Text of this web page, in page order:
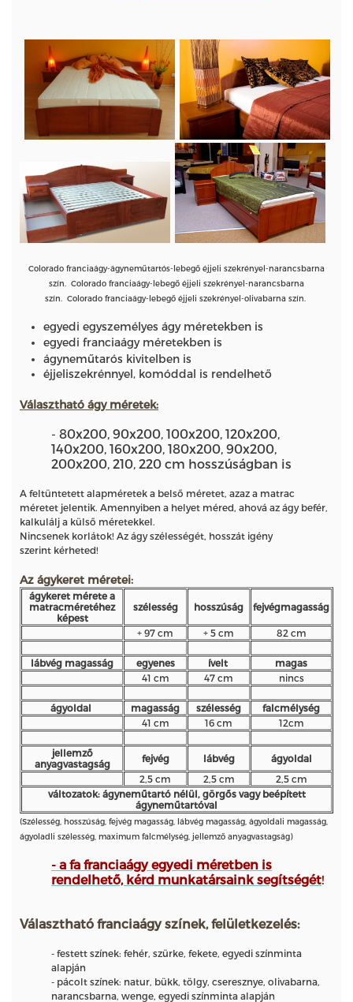
Colorado franciaágy-ágyneműtartós-lebegő éjjeli szekrényel-narancsbarna
szín. Colorado franciaágy-lebegő éjjeli szekrényel-narancsbarna
szín. Colorado franciaágy-lebegő éjjeli szekrényel-olivabarna szín.
egyedi egyszemélyes ágy méretekben is
egyedi franciaágy méretekben is
ágyneműtarós kivitelben is
éjjeliszekrénnyel, komóddal is rendelhető
Választható ágy méretek:
- 80x200, 90x200, 100x200, 120x200,
140x200, 160x200, 180x200, 90x200,
200x200, 210, 220 cm hosszúságban is
A feltüntetett alapméretek a belső méretet, azaz a matrac
méretet jelentik. Amennyiben a helyet méred, ahová az ágy befér,
kalkulálj a külső méretekkel.
Nincsenek korlátok! Az ágy szélességét, hosszát igény
szerint kérheted!
Az ágykeret méretei:
ágykeret mérete a
matracméretéhez
képest
szélesség hosszúság fejvégmagasság
+ 97 cm + 5 cm 82 cm
lábvég magasság egyenes ívelt
magas
41 cm
47 cm nincs
ágyoldal magasság szélesség
falcmélység
41 cm
16 cm 12cm
jellemző
anyagvastagság
fejvég lábvég
ágyoldal
2,5 cm
2,5 cm
2,5 cm
változatok: ágyneműtartó nélül, görgős vagy beépített
ágyneműtartóval
(Szélesség, hosszúság, fejvég magasság, lábvég magasság, ágyoldali magasság,
ágyoladli szélesség, maximum falcmélység, jellemző anyagvastagság)
- a fa franciaágy egyedi méretben is
rendelhető, kérd munkatársaink segítségét!
Választható franciaágy színek, felületkezelés:
- festett színek: fehér, szürke, fekete, egyedi színminta
alapján
- pácolt színek: natur, bükk, tölgy, cseresznye, olivabarna,
narancsbarna, wenge, egyedi színminta alapján